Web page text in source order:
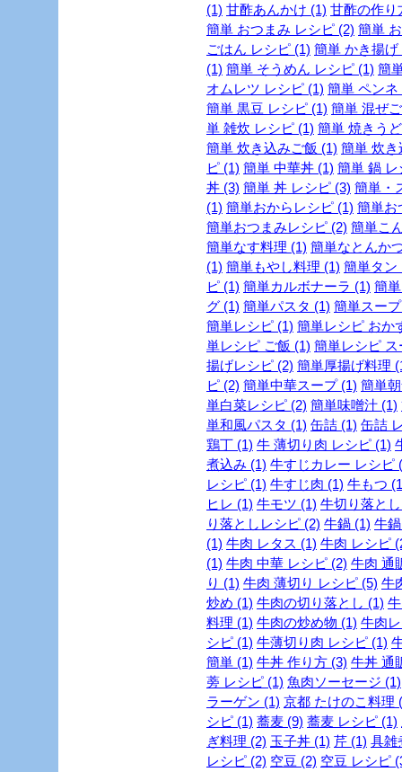
(1) 甘酢あんかけ (1) 甘酢の作り
簡単 おつまみ レシピ (2) 簡単
ごはん レシピ (1) 簡単 かき揚げ
(1) 簡単 そうめん レシピ (1) 簡
オムレツ レシピ (1) 簡単 ペンネ
簡単 黒豆 レシピ (1) 簡単 混ぜ
単 雑炊 レシピ (1) 簡単 焼きう
簡単 炊き込みご飯 (1) 簡単 炊き
ピ (1) 簡単 中華丼 (1) 簡単 鍋 レ
丼 (3) 簡単 丼 レシピ (3) 簡単・
(1) 簡単おからレシピ (1) 簡単お
簡単おつまみレシピ (2) 簡単こ
簡単なす料理 (1) 簡単なとんか
(1) 簡単もやし料理 (1) 簡単タン
ピ (1) 簡単カルボナーラ (1) 簡
グ (1) 簡単パスタ (1) 簡単スー
簡単レシピ (1) 簡単レシピ おか
単レシピ ご飯 (1) 簡単レシピ ス
揚げレシピ (2) 簡単厚揚げ料理
ピ (2) 簡単中華スープ (1) 簡単
単白菜レシピ (2) 簡単味噌汁 (1)
単和風パスタ (1) 缶詰 (1) 缶詰
鶏丁 (1) 牛 薄切り肉 レシピ (1)
煮込み (1) 牛すじカレー レシピ
レシピ (1) 牛すじ肉 (1) 牛もつ
ヒレ (1) 牛モツ (1) 牛切り落と
り落としレシピ (2) 牛鍋 (1) 牛
(1) 牛肉 レタス (1) 牛肉 レシピ
(1) 牛肉 中華 レシピ (2) 牛肉 通
り (1) 牛肉 薄切り レシピ (5) 牛
炒め (1) 牛肉の切り落とし (1)
料理 (1) 牛肉の炒め物 (1) 牛肉
シピ (1) 牛薄切り肉 レシピ (1)
簡単 (1) 牛丼 作り方 (3) 牛丼 通
蒡 レシピ (1) 魚肉ソーセージ (1)
ラーゲン (1) 京都 たけのこ料理
シピ (1) 蕎麦 (9) 蕎麦 レシピ (1)
ぎ料理 (2) 玉子丼 (1) 芹 (1) 具雑
レシピ (2) 空豆 (2) 空豆 レシピ